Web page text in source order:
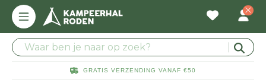
GRATIS VERZENDING VANAF €50